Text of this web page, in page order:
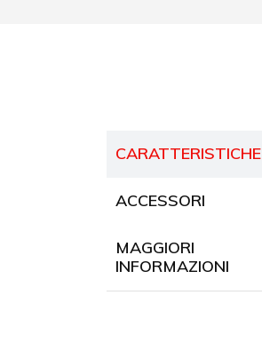
CARATTERISTICHE
ACCESSORI
MAGGIORI
INFORMAZIONI